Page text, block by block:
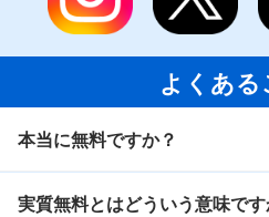
よくある
本当に無料ですか？
実質無料とはどういう意味です